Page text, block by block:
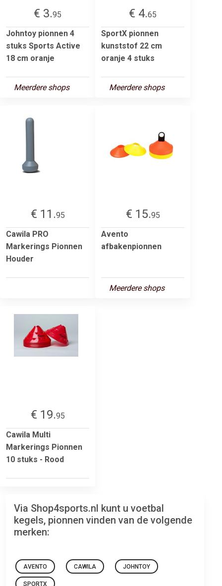
€ 3.95
Johntoy pionnen 4
stuks Sports Active
18 cm oranje
Meerdere shops
€ 4.65
SportX pionnen
kunststof 22 cm
oranje 4 stuks
Meerdere shops
€ 11.95
Cawila PRO
Markerings Pionnen
Houder
€ 15.95
Avento
afbakenpionnen
Meerdere shops
€ 19.95
Cawila Multi
Markerings Pionnen
10 stuks - Rood
Via Shop4sports.nl kunt u voetbal
kegels, pionnen vinden van de volgende
merken:
AVENTO CAWILA JOHNTOY
SPORTX